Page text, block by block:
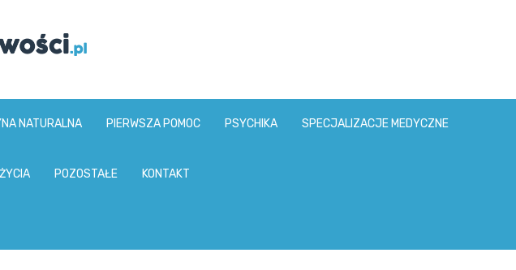
NATURALNA PIERWSZA POMOC PSYCHIKA SPECJALIZACJE MEDYCZNE
POZOSTAŁE KONTAKT